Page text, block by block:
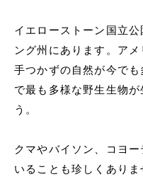
イエローストーン国立
ング州にあります。ア
手つかずの自然が今で
で最も多様な野生生物
う。
クマやバイソン、コヨ
いることも珍しくありま